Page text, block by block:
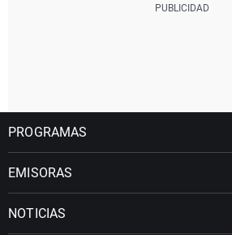
PROGRAMAS
EMISORAS
NOTICIAS